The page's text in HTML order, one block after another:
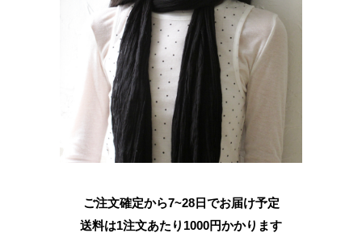
ご注文確定から7~28日でお届け予定
送料は1注文あたり 1000円かかります